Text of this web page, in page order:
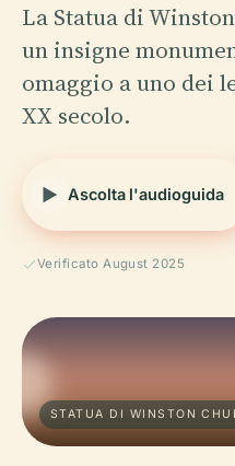
La Statua di
un insigne
omaggio a uno dei
XX secolo.
Ascolta l'audioguida
Verificato August 2025
STATUA DI WINSTON